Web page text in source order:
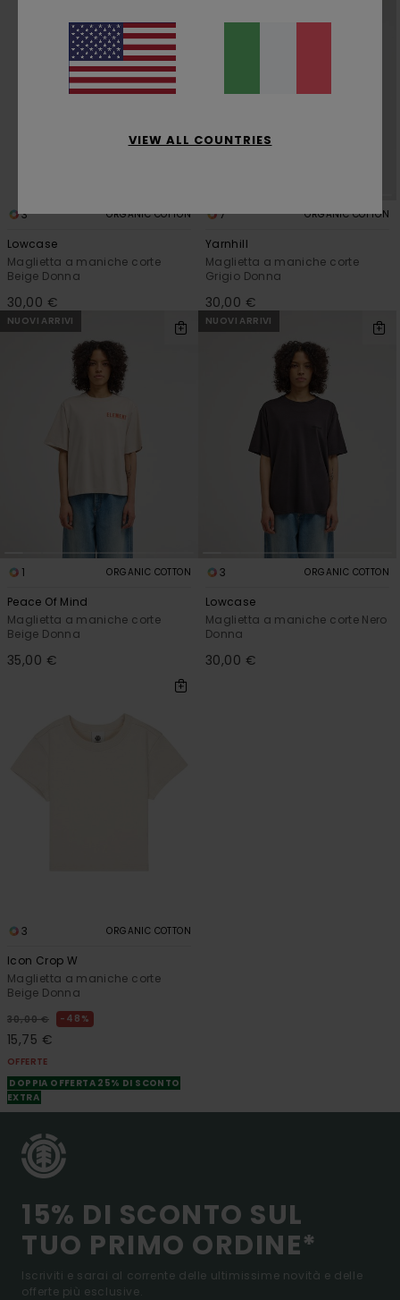
3 ORGANIC COTTON
Lowcase
Maglietta a maniche corte
Beige Donna
30,00 €
7 ORGANIC COTTON
Yarnhill
Maglietta a maniche corte
Grigio Donna
30,00 €
NUOVI ARRIVI
1 ORGANIC COTTON
Peace Of Mind
Maglietta a maniche corte
Beige Donna
35,00 €
NUOVI ARRIVI
3 ORGANIC COTTON
Lowcase
Maglietta a maniche corte Nero
Donna
30,00 €
3 ORGANIC COTTON
Icon Crop W
Maglietta a maniche corte
Beige Donna
30,00 € 48%
15,75 €
OFFERTE
DOPPIA OFFERTA 25% DI SCONTO
EXTRA
15% DI SCONTO SUL
TUO PRIMO ORDINE*
Iscriviti e sarai al corrente delle ultimissime novità e delle
offerte più esclusive.
VIEW ALL COUNTRIES